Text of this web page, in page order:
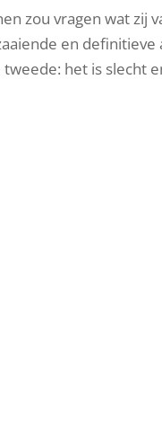
zou vragen wat zij
en
het is slecht